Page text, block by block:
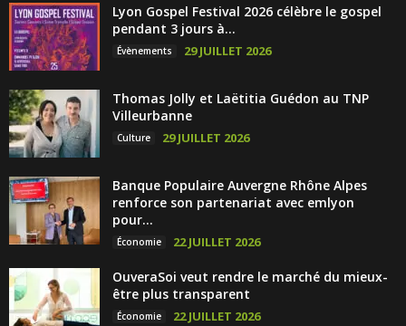
Lyon Gospel Festival 2026 célèbre le gospel
pendant 3 jours à...
Évènements 29 JUILLET 2026
Thomas Jolly et Laëtitia Guédon au TNP
Villeurbanne
Culture 29 JUILLET 2026
Banque Populaire Auvergne Rhône Alpes
renforce son partenariat avec emlyon
pour...
Économie 22 JUILLET 2026
OuveraSoi veut rendre le marché du mieux-
être plus transparent
Économie 22 JUILLET 2026